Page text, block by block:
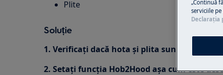
Plite
Soluție
1. Verificați dacă hota și plita sunt echipate
2. Setați funcția Hob2Hood așa cum este
„Continuă
serviciile
Declaraţia